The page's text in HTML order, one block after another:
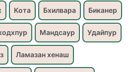
Кота Бхилвара Биканер
Мандсаур Удайпур
Ламазан хенаш